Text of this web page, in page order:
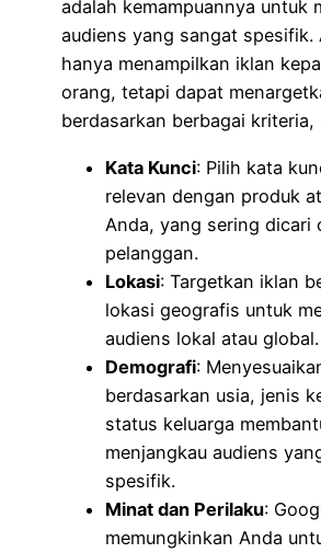
adalah kemampuannya untuk
audiens yang sangat spesifik.
hanya menampilkan iklan
orang, tetapi dapat
berdasarkan berbagai kriteria,
Kata Kunci: Pilih kata
relevan dengan produk
Anda, yang sering dicari
pelanggan.
Lokasi: Targetkan iklan
lokasi geografis untuk
audiens lokal atau global.
Demografi:
berdasarkan usia, jenis
status keluarga
menjangkau audiens
spesifik.
Minat dan Perilaku:
memungkinkan Anda